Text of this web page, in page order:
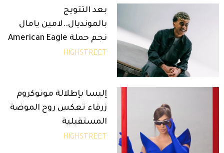
بعد التتويج
بالمونديال..لامين يامال
نجم حملة American Eagle
HIGHSTREET
إليسا بإطلالة مونوكروم
زرقاء تعكس روح الموضة
المستقبلية
HIGHSTREET